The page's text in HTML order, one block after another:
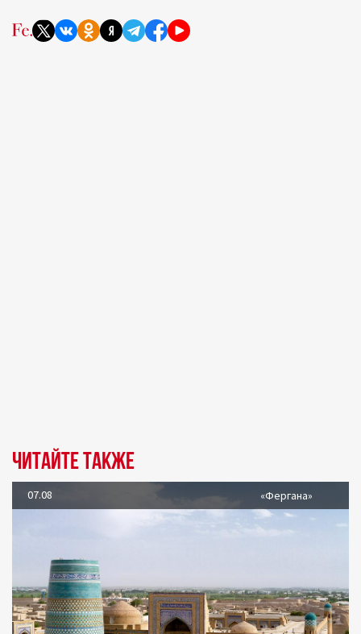
Читайте также
07.08 «Фергана»